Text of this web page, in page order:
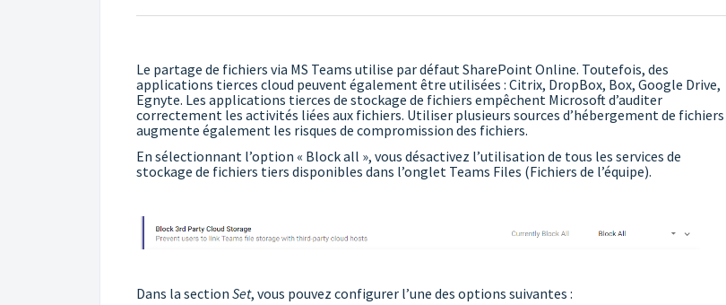
Le partage de fichiers via MS Teams utilise par défaut SharePoint Online. Toutefois, des
applications tierces cloud peuvent également être utilisées : Citrix, DropBox, Box, Google Drive,
Egnyte. Les applications tierces de stockage de fichiers empêchent Microsoft d’auditer
correctement les activités liées aux fichiers. Utiliser plusieurs sources d’hébergement de fichiers
augmente également les risques de compromission des fichiers.
En sélectionnant l’option « Block all », vous désactivez l’utilisation de tous les services de
stockage de fichiers tiers disponibles dans l’onglet Teams Files (Fichiers de l’équipe).
Dans la section Set, vous pouvez configurer l’une des options suivantes :